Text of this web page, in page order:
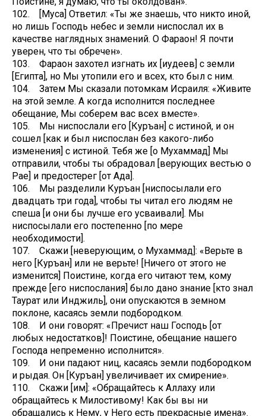
102. [Муса] Ответил: «Ты же знаешь, что никто иной,
но лишь Господь небес и земли ниспослал их в
качестве наглядных знамений. О Фараон! Я почти
уверен, что ты обречен».
103. Фараон захотел изгнать их [иудеев] с земли
[Египта], но Мы утопили его и всех, кто был с ним.
104. Затем Мы сказали потомкам Исраиля: «Живите
на этой земле. А когда исполнится последнее
обещание, Мы соберем вас всех вместе».
105. Мы ниспослали его [Куръан] с истиной, и он
сошел [как и был ниспослан без какого-либо
изменения] с истиной. Тебя же [о Мухаммад] Мы
отправили, чтобы ты обрадовал [верующих вестью о
Рае] и предостерег [от Ада].
106. Мы разделили Куръан [ниспосылали его
двадцать три года], чтобы ты читал его людям не
спеша [и они бы лучше его усваивали]. Мы
ниспосылали его постепенно [по мере
необходимости].
107. Скажи [неверующим, о Мухаммад]: «Верьте в
него [Куръан] или не верьте! [Ничего от этого не
изменится] Поистине, когда его читают тем, кому
прежде [его ниспослания] было дано знание [кто знал
Таурат или Инджиль], они опускаются в земном
поклоне, касаясь земли подбородком.
108. И они говорят: «Пречист наш Господь [от
любых недостатков]! Поистине, обещание нашего
Господа непременно исполнится».
109. И они падают ниц, касаясь земли подбородком
и рыдая. Он [Куръан] увеличивает их смирение».
110. Скажи [им]: «Обращайтесь к Аллаху или
обращайтесь к Милостивому! Как бы вы ни
обращались к Нему, у Него есть прекрасные имена».